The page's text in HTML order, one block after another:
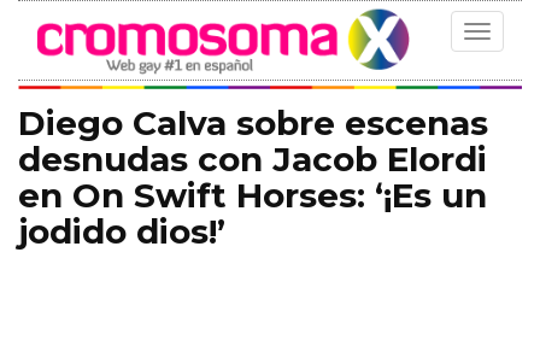
Toggle
Diego Calva sobre escenas
desnudas con Jacob Elordi
en On Swift Horses: ‘¡Es un
jodido dios!’